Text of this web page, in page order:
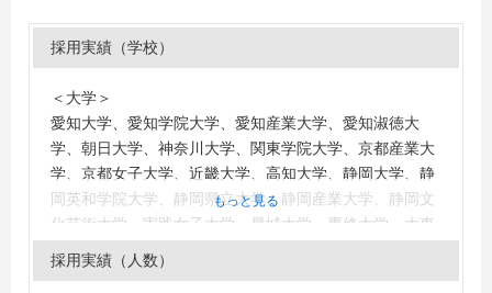
採用実績（学校）
＜大学＞
愛知大学、愛知学院大学、愛知産業大学、愛知淑徳大
学、朝日大学、神奈川大学、関東学院大学、京都産業大
学、京都女子大学、近畿大学、高知大学、静岡大学、静
岡英和学院大学、静岡県立大学、静岡産業大学、静岡文
化芸術大学、実践女子大学、星城大学、専修大学、大東
文化大学、高千穂大学、千葉工業大学、中央大学、中京
大学、中部大学、東海大学、東海学園大学、東京経済大
もっと見る
採用実績（人数）